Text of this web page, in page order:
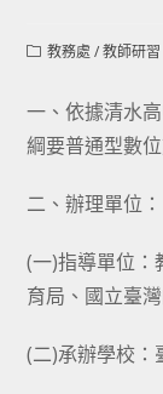
Post教務處 / 教師研習
一、依據清水
綱要普通型數
二、辦理單位：
(一)指導單位：
育局、國立臺
(二)承辦學校：